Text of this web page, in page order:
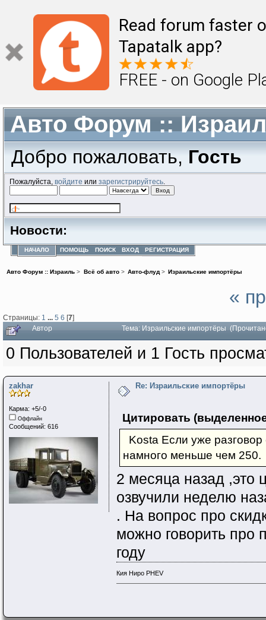
Read forum faster
Tapatalk app?
FREE - on Google
Авто Форум ::
Добро пожаловать,Гость
Пожалуйста,войдите илизарегистрируйтесь
Новости:
НАЧАЛО ПОМОЩЬ ПОИСК ВХОД РЕГИСТРАЦИЯ
Авто Форум :: Израиль > Всё об авто> Авто-флуд> Израильские импортёры
«
Страницы: 1 ... 5 6 [7]
Автор Тема: Израильские импортёры
0 Пользователей и 1 Гость
zakhar
Карма: +5/-0
Оффлайн
Сообщений: 616
Re: Израильские импортёры
Цитировать
Kosta Если уже
намного меньше чем 250.
2 месяца назад ,это
озвучили неделю
. На вопрос про
можно говорить про
году
Кия Ниро PHEV